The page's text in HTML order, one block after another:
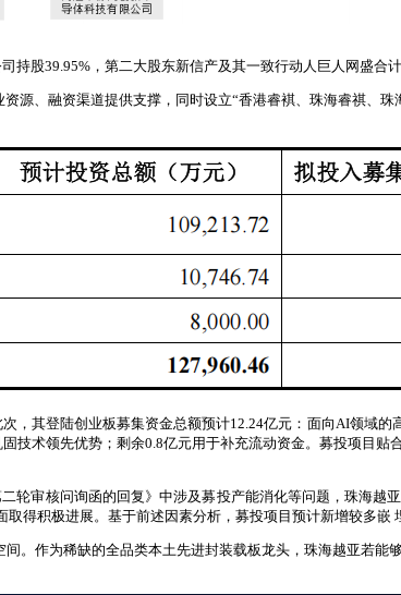
股39.95%，第二大股东新信产及其一致行动人巨人网盛合
、融资渠道提供支撑，同时设立“香港睿褀、珠海睿祺、
，其登陆创业板募集资金总额预计12.24亿元：面向AI领域
术领先优势；剩余0.8亿元用于补充流动资金。募投项目贴
审核问询函的回复》中涉及募投产能消化等问题，珠海越
得积极进展。基于前述因素分析，募投项目预计新增较多嵌
。作为稀缺的全品类本土先进封装载板龙头，珠海越亚若